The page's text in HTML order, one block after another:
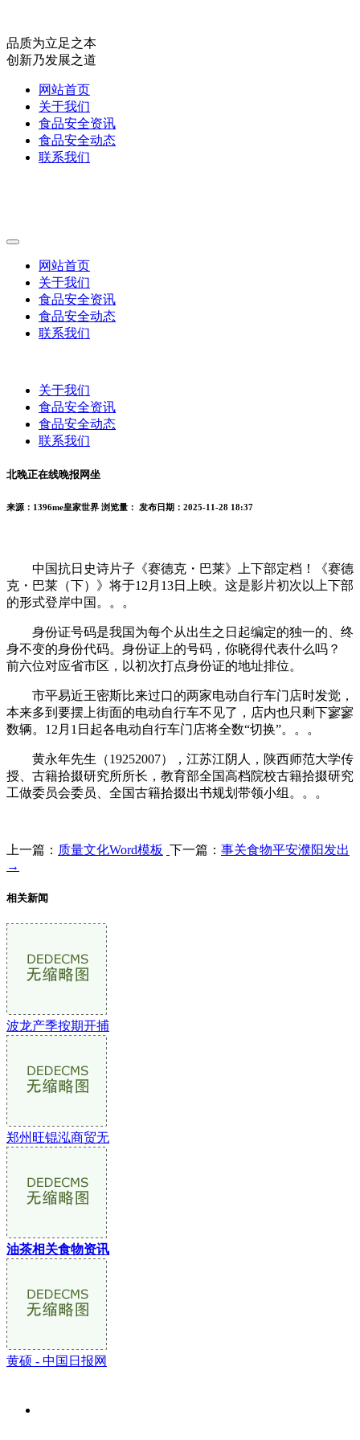
品质为立足之本
创新乃发展之道
网站首页
关于我们
食品安全资讯
食品安全动态
联系我们
网站首页
关于我们
食品安全资讯
食品安全动态
联系我们
关于我们
食品安全资讯
食品安全动态
联系我们
北晚正在线晚报网坐
来源：1396me皇家世界 浏览量： 发布日期：2025-11-28 18:37
中国抗日史诗片子《赛德克・巴莱》上下部定档！《赛德
克・巴莱（下）》将于12月13日上映。这是影片初次以上下部
的形式登岸中国。。。
身份证号码是我国为每个从出生之日起编定的独一的、终
身不变的身份代码。身份证上的号码，你晓得代表什么吗？
前六位对应省市区，以初次打点身份证的地址排位。
市平易近王密斯比来过口的两家电动自行车门店时发觉，
本来多到要摆上街面的电动自行车不见了，店内也只剩下寥寥
数辆。12月1日起各电动自行车门店将全数“切换”。。。
黄永年先生（19252007），江苏江阴人，陕西师范大学传
授、古籍拾掇研究所所长，教育部全国高档院校古籍拾掇研究
工做委员会委员、全国古籍拾掇出书规划带领小组。。。
上一篇： 质量文化Word模板 下一篇： 事关食物平安濮阳发出
→
相关新闻
波龙产季按期开捕
郑州旺锟泓商贸无
油茶相关食物资讯
黄硕 - 中国日报网